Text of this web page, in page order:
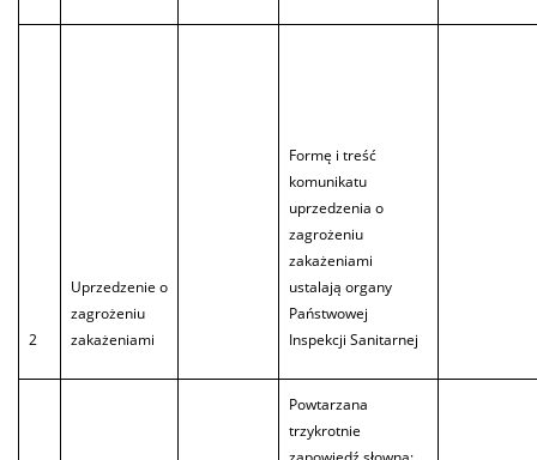
2
Uprzedzenie o
zagrożeniu
zakażeniami
Formę i treść
komunikatu
uprzedzenia o
zagrożeniu
zakażeniami
ustalają organy
Państwowej
Inspekcji Sanitarnej
Powtarzana
trzykrotnie